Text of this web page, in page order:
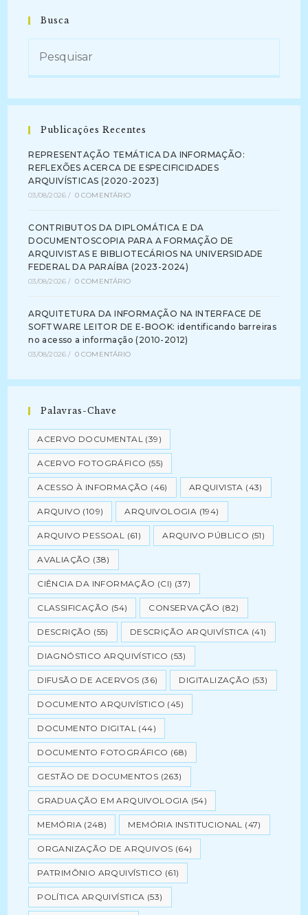
Busca
Publicações Recentes
REPRESENTAÇÃO TEMÁTICA DA INFORMAÇÃO:
REFLEXÕES ACERCA DE ESPECIFICIDADES
ARQUIVÍSTICAS (2020-2023)
03/08/2026 / 0 COMENTÁRIO
CONTRIBUTOS DA DIPLOMÁTICA E DA
DOCUMENTOSCOPIA PARA A FORMAÇÃO DE
ARQUIVISTAS E BIBLIOTECÁRIOS NA UNIVERSIDADE
FEDERAL DA PARAÍBA (2023-2024)
03/08/2026 / 0 COMENTÁRIO
ARQUITETURA DA INFORMAÇÃO NA INTERFACE DE
SOFTWARE LEITOR DE E-BOOK: identificando barreiras
no acesso a informação (2010-2012)
03/08/2026 / 0 COMENTÁRIO
Palavras-Chave
ACERVO DOCUMENTAL (39)
ACERVO FOTOGRÁFICO (55)
ACESSO À INFORMAÇÃO (46) ARQUIVISTA (43)
ARQUIVO (109) ARQUIVOLOGIA (194)
ARQUIVO PESSOAL (61) ARQUIVO PÚBLICO (51)
AVALIAÇÃO (38)
CIÊNCIA DA INFORMAÇÃO (CI) (37)
CLASSIFICAÇÃO (54) CONSERVAÇÃO (82)
DESCRIÇÃO (55) DESCRIÇÃO ARQUIVÍSTICA (41)
DIAGNÓSTICO ARQUIVÍSTICO (53)
DIFUSÃO DE ACERVOS (36) DIGITALIZAÇÃO (53)
DOCUMENTO ARQUIVÍSTICO (45)
DOCUMENTO DIGITAL (44)
DOCUMENTO FOTOGRÁFICO (68)
GESTÃO DE DOCUMENTOS (263)
GRADUAÇÃO EM ARQUIVOLOGIA (54)
MEMÓRIA (248) MEMÓRIA INSTITUCIONAL (47)
ORGANIZAÇÃO DE ARQUIVOS (64)
PATRIMÔNIO ARQUIVÍSTICO (61)
POLÍTICA ARQUIVÍSTICA (53)